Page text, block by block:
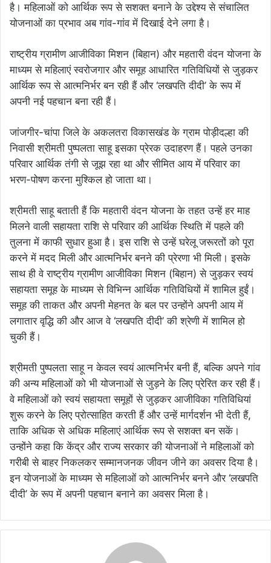
है। महिलाओं को आर्थिक रूप से सशक्त बनाने के उद्देश्य से संचालित
योजनाओं का प्रभाव अब गांव-गांव में दिखाई देने लगा है।
राष्ट्रीय ग्रामीण आजीविका मिशन (बिहान) और महतारी वंदन योजना के
माध्यम से महिलाएं स्वरोजगार और समूह आधारित गतिविधियों से जुड़कर
आर्थिक रूप से आत्मनिर्भर बन रही हैं और ‘लखपति दीदी’ के रूप में
अपनी नई पहचान बना रही हैं।
जांजगीर-चांपा जिले के अकलतरा विकासखंड के ग्राम पोड़ीदल्हा की
निवासी श्रीमती पुष्पलता साहू इसका प्रेरक उदाहरण हैं। पहले उनका
परिवार आर्थिक तंगी से जूझ रहा था और सीमित आय में परिवार का
भरण-पोषण करना मुश्किल हो जाता था।
श्रीमती साहू बताती हैं कि महतारी वंदन योजना के तहत उन्हें हर माह
मिलने वाली सहायता राशि से परिवार की आर्थिक स्थिति में पहले की
तुलना में काफी सुधार हुआ है। इस राशि से उन्हें घरेलू जरूरतों को पूरा
करने में मदद मिली और आत्मनिर्भर बनने की प्रेरणा भी मिली। इसके
साथ ही वे राष्ट्रीय ग्रामीण आजीविका मिशन (बिहान) से जुड़कर स्वयं
सहायता समूह के माध्यम से विभिन्न आर्थिक गतिविधियों में शामिल हुईं।
समूह की ताकत और अपनी मेहनत के बल पर उन्होंने अपनी आय में
लगातार वृद्धि की और आज वे ‘लखपति दीदी’ की श्रेणी में शामिल हो
चुकी हैं।
श्रीमती पुष्पलता साहू न केवल स्वयं आत्मनिर्भर बनी हैं, बल्कि अपने गांव
की अन्य महिलाओं को भी योजनाओं से जुड़ने के लिए प्रेरित कर रही हैं।
वे महिलाओं को स्वयं सहायता समूहों से जुड़कर आजीविका गतिविधियां
शुरू करने के लिए प्रोत्साहित करती हैं और उन्हें मार्गदर्शन भी देती हैं,
ताकि अधिक से अधिक महिलाएं आर्थिक रूप से सशक्त बन सकें।
उन्होंने कहा कि केंद्र और राज्य सरकार की योजनाओं ने महिलाओं को
गरीबी से बाहर निकलकर सम्मानजनक जीवन जीने का अवसर दिया है।
इन योजनाओं के माध्यम से महिलाओं को आत्मनिर्भर बनने और ‘लखपति
दीदी’ के रूप में अपनी पहचान बनाने का अवसर मिला है।